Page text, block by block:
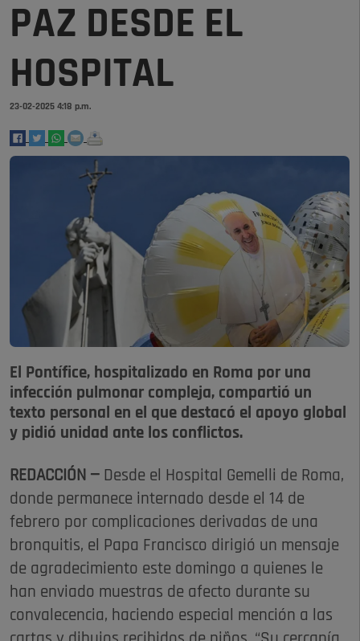
PAZ DESDE EL
HOSPITAL
23-02-2025 4:18 p.m.
El Pontífice, hospitalizado en Roma por una
infección pulmonar compleja, compartió un
texto personal en el que destacó el apoyo global
y pidió unidad ante los conflictos.
REDACCIÓN — Desde el Hospital Gemelli de Roma,
donde permanece internado desde el 14 de
febrero por complicaciones derivadas de una
bronquitis, el Papa Francisco dirigió un mensaje
de agradecimiento este domingo a quienes le
han enviado muestras de afecto durante su
convalecencia, haciendo especial mención a las